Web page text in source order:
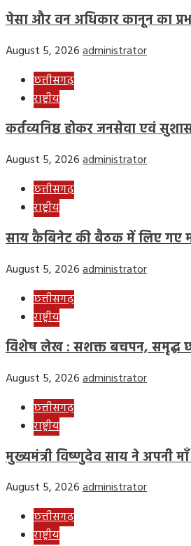
पेसा और वन अधिकार कानून का
August 5, 2026administrator
छत्तीसगढ़
राष्ट्रीय
कर्तव्यनिष्ठ होकर जनसेवा एवं
August 5, 2026administrator
छत्तीसगढ़
राष्ट्रीय
साय कैबिनेट की बैठक में लिए गए
August 5, 2026administrator
छत्तीसगढ़
राष्ट्रीय
विशेष लेख : सशक्त बचपन, समृद्ध
August 5, 2026administrator
छत्तीसगढ़
राष्ट्रीय
मुख्यमंत्री विष्णुदेव साय ने अपनी
August 5, 2026administrator
छत्तीसगढ़
राष्ट्रीय